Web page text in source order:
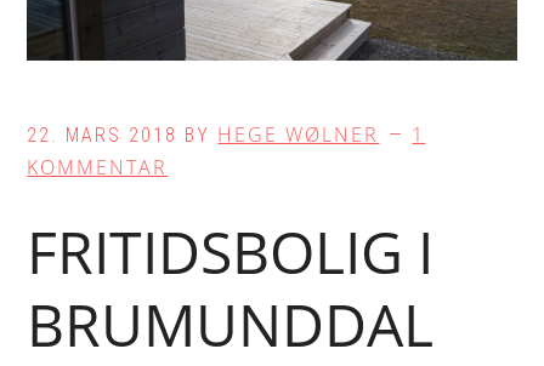
22. MARS 2018 BY HEGE WØLNER
1
KOMMENTAR
FRITIDSBOLIG I
BRUMUNDDAL